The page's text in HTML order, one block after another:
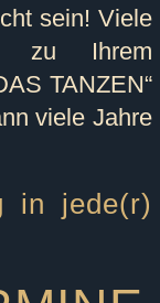
sein! Viele
zu Ihrem
TANZEN“
viele Jahre
in jede(r)